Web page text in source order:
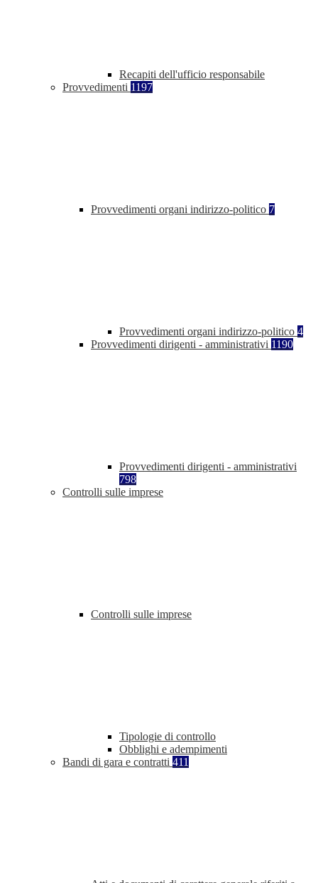
Recapiti dell'ufficio responsabile
Provvedimenti 1197
Provvedimenti organi indirizzo-politico 7
Provvedimenti organi indirizzo-politico 4
Provvedimenti dirigenti - amministrativi 1190
Provvedimenti dirigenti - amministrativi
798
Controlli sulle imprese
Controlli sulle imprese
Tipologie di controllo
Obblighi e adempimenti
Bandi di gara e contratti 411